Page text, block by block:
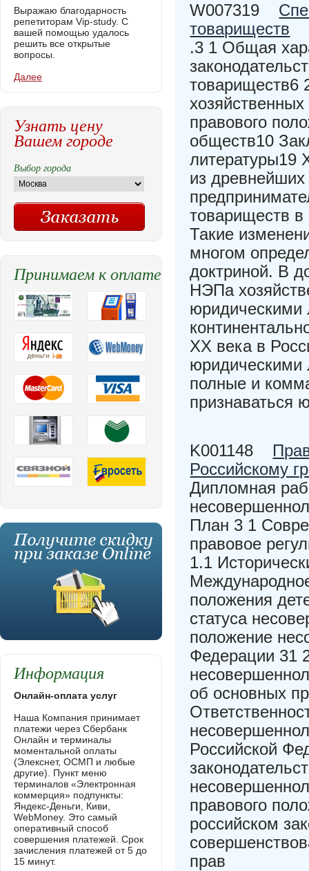
W007319
товариществ
.3 1 Общая
товариществ6
правового
обществ10
литературы19
из
товариществ
Такие
многом
доктриной. В
НЭПа
юридическими
XX века в
юридическими
полные и
признаваться
K001148
Российскому
Дипломная
План 3 1
правовое
1.1
положения
статуса
положение
Федерации 31
об основных
Российской
правового
российском
прав
Выражаю благодарность
репетиторам Vip-study. С
вашей помощью удалось
решить все открытые
вопросы.
Далее
Узнать цену
Вашем городе
Выбор города
Принимаем к оплате
Информация
Онлайн-оплата услуг
Наша Компания принимает
платежи через Сбербанк
Онлайн и терминалы
моментальной оплаты
(Элекснет, ОСМП и любые
другие). Пункт меню
терминалов «Электронная
коммерция» подпункты:
Яндекс-Деньги, Киви,
WebMoney. Это самый
оперативный способ
совершения платежей. Срок
зачисления платежей от 5 до
15 минут.